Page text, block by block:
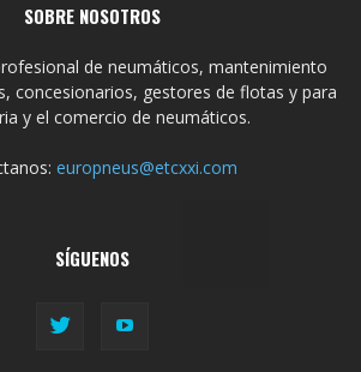
SOBRE NOSOTROS
de neumáticos, mantenimiento
concesionarios, gestores de flotas y para
y el comercio de neumáticos.
europneus@etcxxi.com
SÍGUENOS